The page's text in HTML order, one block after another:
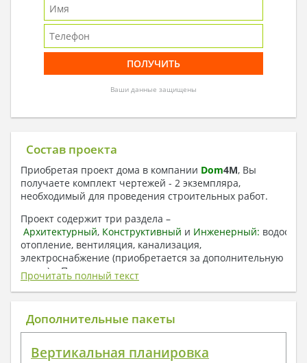
Ваши данные защищены
Состав проекта
Приобретая проект дома в компании Dom4M, Вы
получаете комплект чертежей - 2 экземпляра,
необходимый для проведения строительных работ.
Проект содержит три раздела –
Архитектурный, Конструктивный и Инженерный:
отопление, вентиляция, канализация,
электроснабжение (приобретается за дополнительную
плату) + Пояснительная записка.
1. Архитектурный раздел:
Общие данные по проекту
Поэтажные маркировочные планы с
Прочитать полный текст
Дополнительные пакеты
Вертикальная планировка